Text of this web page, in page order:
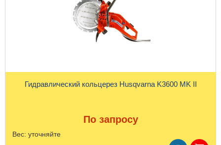
Гидравлический кольцерез Husqvarna K3600 MK II
По запросу
Вес: уточняйте